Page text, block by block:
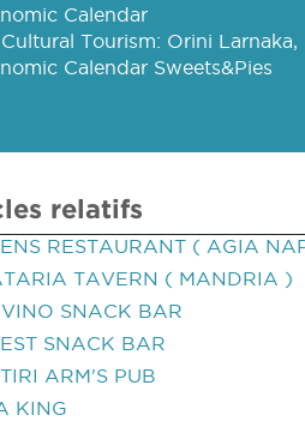
Calendar
Tourism: Orini Larnaka,
Calendar Sweets&Pies
relatifs
RESTAURANT ( AGIA
TAVERN ( MANDRIA )
SNACK BAR
SNACK BAR
ARM'S PUB
KING